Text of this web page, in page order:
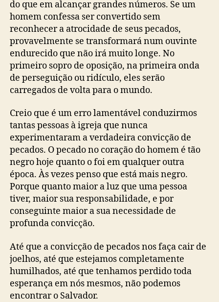
do que em alcançar grandes números. Se um
homem confessa ser convertido sem
reconhecer a atrocidade de seus pecados,
provavelmente se transformará num ouvinte
endurecido que não irá muito longe. No
primeiro sopro de oposição, na primeira onda
de perseguição ou ridículo, eles serão
carregados de volta para o mundo.
Creio que é um erro lamentável conduzirmos
tantas pessoas à igreja que nunca
experimentaram a verdadeira convicção de
pecados. O pecado no coração do homem é tão
negro hoje quanto o foi em qualquer outra
época. Às vezes penso que está mais negro.
Porque quanto maior a luz que uma pessoa
tiver, maior sua responsabilidade, e por
conseguinte maior a sua necessidade de
profunda convicção.
Até que a convicção de pecados nos faça cair de
joelhos, até que estejamos completamente
humilhados, até que tenhamos perdido toda
esperança em nós mesmos, não podemos
encontrar o Salvador.